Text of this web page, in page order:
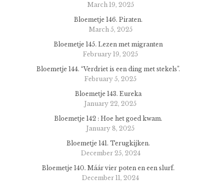
March 19, 2025
Bloemetje 146. Piraten.
March 5, 2025
Bloemetje 145. Lezen met migranten
February 19, 2025
Bloemetje 144. “Verdriet is een ding met stekels”.
February 5, 2025
Bloemetje 143. Eureka
January 22, 2025
Bloemetje 142 : Hoe het goed kwam.
January 8, 2025
Bloemetje 141. Terugkijken.
December 25, 2024
Bloemetje 140. Máár vier poten en een slurf.
December 11, 2024